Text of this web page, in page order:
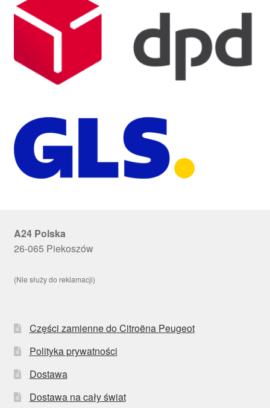
A24 Polska
26-065 Piekoszów
(Nie służy do reklamacji)
Części zamienne do Citroëna Peugeot
Polityka prywatności
Dostawa
Dostawa na cały świat